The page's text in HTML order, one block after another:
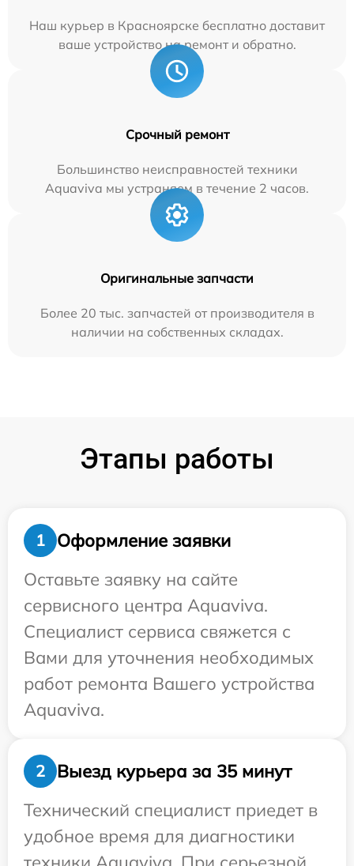
Наш курьер в Красноярске бесплатно доставит
ваше устройство на ремонт и обратно.
Срочный ремонт
Большинство неисправностей техники
Aquaviva мы устраняем в течение 2 часов.
Оригинальные запчасти
Более 20 тыс. запчастей от производителя в
наличии на собственных складах.
Этапы работы
1
Оформление заявки
Оставьте заявку на сайте
сервисного центра Aquaviva.
Специалист сервиса свяжется с
Вами для уточнения необходимых
работ ремонта Вашего устройства
Aquaviva.
2
Выезд курьера за 35 минут
Технический специалист приедет в
удобное время для диагностики